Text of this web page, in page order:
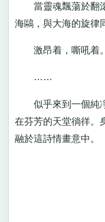
當靈魂飄蕩於翻滾
海鷗，與大海的旋律
激昂着，嘶吼着。
……
似乎來到一個純凈
在芬芳的天堂徜徉。
融於這詩情畫意中。